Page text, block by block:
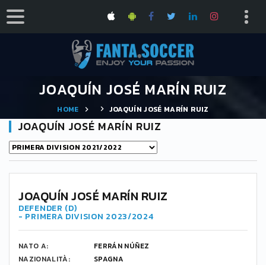
JOAQUÍN JOSÉ MARÍN RUIZ
HOME JOAQUÍN JOSÉ MARÍN RUIZ
JOAQUÍN JOSÉ MARÍN RUIZ
JOAQUÍN JOSÉ MARÍN RUIZ
DEFENDER (D)
- PRIMERA DIVISION 2023/2024
NATO A:
FERRÁN NÚÑEZ
NAZIONALITÀ:
SPAGNA